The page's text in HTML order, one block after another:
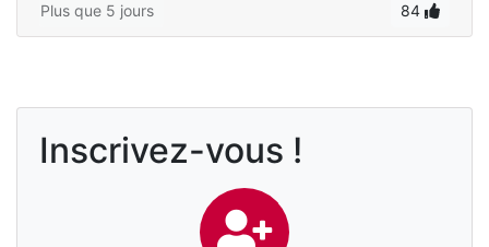
Plus que 5 jours 84
Inscrivez-vous !